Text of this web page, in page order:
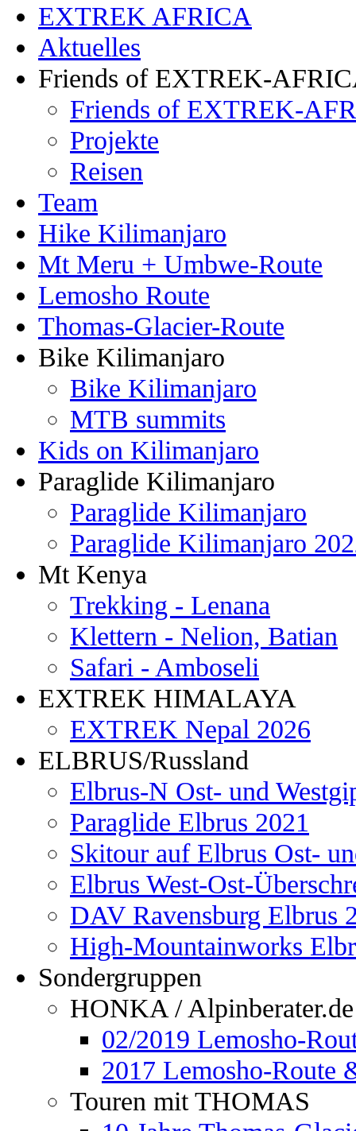
EXTREK AFRICA
Aktuelles
Friends of EXTREK-
Friends of EXTREK-
Projekte
Reisen
Team
Hike Kilimanjaro
Mt Meru + Umbwe-Route
Lemosho Route
Thomas-Glacier-Route
Bike Kilimanjaro
Bike Kilimanjaro
MTB summits
Kids on Kilimanjaro
Paraglide Kilimanjaro
Paraglide Kilimanjaro
Paraglide Kilimanjaro
Mt Kenya
Trekking - Lenana
Klettern - Nelion, Batian
Safari - Amboseli
EXTREK HIMALAYA
EXTREK Nepal 2026
ELBRUS/Russland
Elbrus-N Ost- und
Paraglide Elbrus 2021
Skitour auf Elbrus Ost-
Elbrus West-Ost-
DAV Ravensburg Elbrus
High-Mountainworks
Sondergruppen
HONKA / Alpinberater.de
02/2019 Lemosho-
2017 Lemosho-Route
Touren mit THOMAS